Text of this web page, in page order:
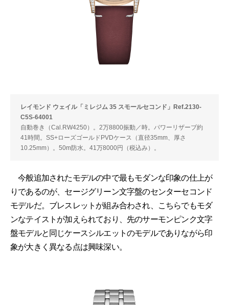
レイモンド ウェイル「ミレジム 35 スモールセコンド」Ref.2130-
C5S-64001
自動巻き（Cal.RW4250）。2万8800振動／時。パワーリザーブ約
41時間。SS+ローズゴールドPVDケース（直径35mm、厚さ
10.25mm）。50m防水。41万8000円（税込み）。
今般追加されたモデルの中で最もモダンな印象の仕上が
りであるのが、セージグリーン文字盤のセンターセコンド
モデルだ。ブレスレットが組み合わされ、こちらでもモダ
ンなテイストが加えられており、先のサーモンピンク文字
盤モデルと同じケースシルエットのモデルでありながら印
象が大きく異なる点は興味深い。